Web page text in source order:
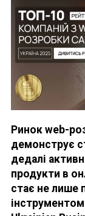
Ринок web-
демонструє
дедалі
продукти в
стає не лише